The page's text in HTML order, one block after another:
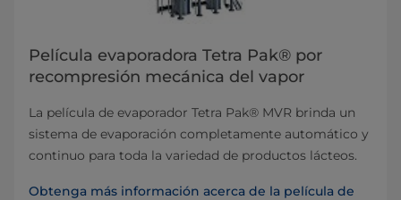
Película evaporadora Tetra Pak® por
recompresión mecánica del vapor
La película de evaporador Tetra Pak® MVR brinda un
sistema de evaporación completamente automático y
continuo para toda la variedad de productos lácteos.
Obtenga más información acerca de la película de